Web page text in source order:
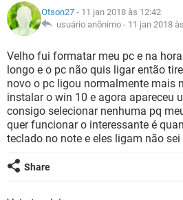
GUIA DE COMPRAS
OUTLOOK
INSTAGRAM
GUIA DE COMPRAS
CELULAR
INSTAGRAM
GUIA DE COMPRAS
GLOSSÁRIO
JOGOS
CELULAR
OUTLOOK
INSTAGRAM
GUIA DE COMPRAS
Otson27 - 11 jan 2018 às 12:42
usuário anônimo - 11 jan 2018
Velho fui formatar meu pc e na
longo e o pc não quis ligar então
novo o pc ligou normalmente mais
instalar o win 10 e agora apareceu
consigo selecionar nenhuma pq
quer funcionar o interessante é
teclado no note e eles ligam não
Share